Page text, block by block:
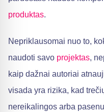
produktas.
Nepriklausomai nuo to,
naudoti savo projektas,
kaip dažnai autoriai
visada yra rizika, kad
nereikalingos arba